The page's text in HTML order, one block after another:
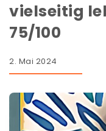
vielseitig
75/100
2. Mai 2024